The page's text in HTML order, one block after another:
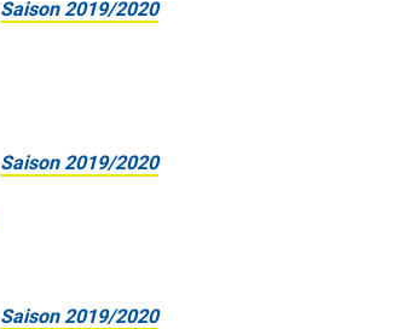
Saison 2019/2020
Saison 2019/2020
Saison 2019/2020